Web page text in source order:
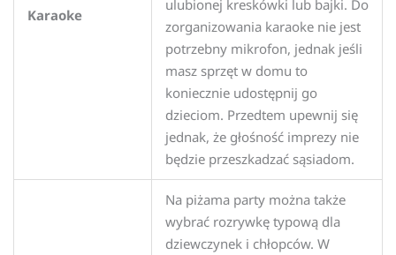
Karaoke
ulubionej kreskówki lub bajki. Do
zorganizowania karaoke nie jest
potrzebny mikrofon, jednak jeśli
masz sprzęt w domu to
koniecznie udostępnij go
dzieciom. Przedtem upewnij się
jednak, że głośność imprezy nie
będzie przeszkadzać sąsiadom.
Na piżama party można także
wybrać rozrywkę typową dla
dziewczynek i chłopców. W